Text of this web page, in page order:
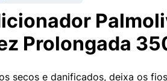
Prolongada
secos e danificados, deixa os